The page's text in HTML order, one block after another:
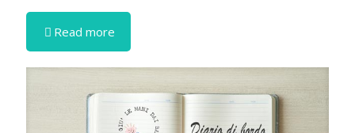
Read more